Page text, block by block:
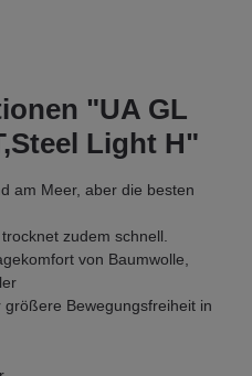
"UA GL
Light H"
am Meer, aber die besten
zudem schnell.
von Baumwolle,
Bewegungsfreiheit in